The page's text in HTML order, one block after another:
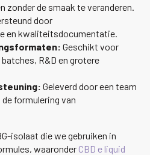
zonder de smaak te veranderen.
door
en kwaliteitsdocumentatie.
Geschikt voor
R&D en grotere
Geleverd door een team
formulering van
isolaat die we gebruiken in
waaronder CBD e liquid